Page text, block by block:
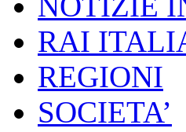
RAI
REGIONI
SOCIETA’